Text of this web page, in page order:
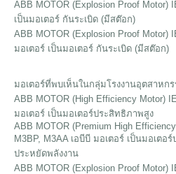
ABB MOTOR (Explosion Proof Motor)
เป็นมอเตอร์ กันระเบิด (มีสต๊อก)
ABB MOTOR (Explosion Proof Motor)
มอเตอร์ เป็นมอเตอร์ กันระเบิด (มีสต๊อก)
มอเตอร์ที่พบเห็นในกลุ่มโรงงานอุตสาหก
ABB MOTOR (High Efficiency Motor)
มอเตอร์ เป็นมอเตอร์ประสิทธิภาพสูง
ABB MOTOR (Premium High
M3BP, M3AA เอบีบี มอเตอร์ เป็นมอเตอ
ประหยัดพลังงาน
ABB MOTOR (Explosion Proof Motor)